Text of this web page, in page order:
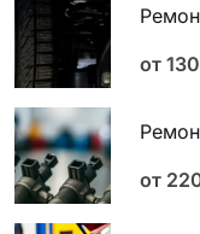
от
от